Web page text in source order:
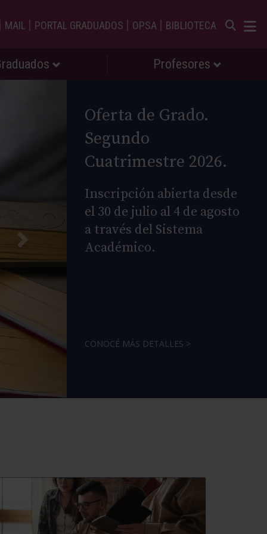
| MAIL | PORTAL GRADUADOS | OPSA | BIBLIOTECA
Profesores
Oferta de Grado.
Segundo
Cuatrimestre 2026.
Inscripción abierta desde
el 30 de julio al 4 de agosto
a través del Sistema
Académico.
CONOCÉ MÁS DETALLES >